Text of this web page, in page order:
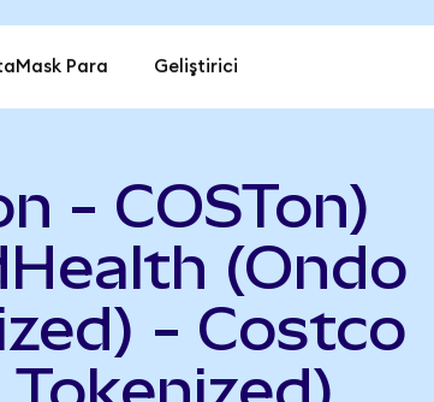
Para Geliştirici
- COSTon)
(Ondo
- Costco